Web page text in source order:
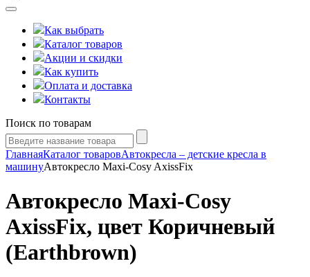
Как выбрать
Каталог товаров
Акции и скидки
Как купить
Оплата и доставка
Контакты
Поиск по товарам
ГлавнаяКаталог товаровАвтокресла – детские кресла в
машинуАвтокресло Maxi-Cosy AxissFix
Автокресло Maxi-Cosy
AxissFix, цвет Коричневый
(Earthbrown)